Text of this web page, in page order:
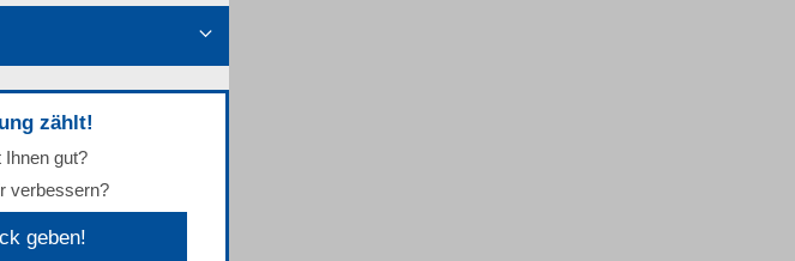
zählt!
Ihnen gut?
verbessern?
geben!